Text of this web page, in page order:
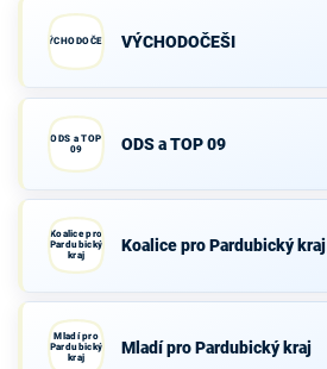
VÝCHODOČEŠI VÝCHODOČEŠI
ODS a TOP
09
ODS a TOP 09
Koalice pro
Pardubický
kraj
Koalice pro Pardubický kraj
Mladí pro
Pardubický
kraj
Mladí pro Pardubický kraj